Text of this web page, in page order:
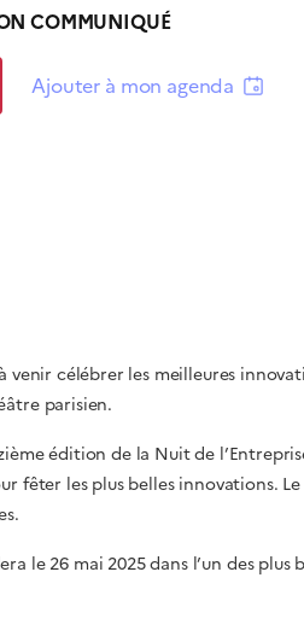
COMMUNIQUÉ​
Ajouter à mon agenda
venir célébrer les meilleures
parisien.
édition de la Nuit de
fêter les plus belles innovations.
le 26 mai 2025 dans l’un des plus